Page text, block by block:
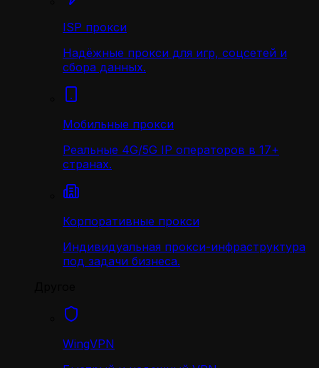
ISP прокси
Надёжные прокси для игр, соцсетей и
сбора данных.
Мобильные прокси
Реальные 4G/5G IP операторов в 17+
странах.
Корпоративные прокси
Индивидуальная прокси-инфраструктура
под задачи бизнеса.
WingVPN